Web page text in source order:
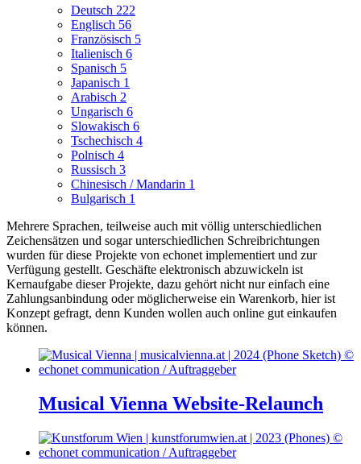
Deutsch 222
Englisch 56
Französisch 5
Italienisch 6
Spanisch 5
Japanisch 1
Arabisch 2
Ungarisch 6
Slowakisch 6
Tschechisch 4
Polnisch 4
Russisch 3
Chinesisch / Mandarin 1
Bulgarisch 1
Mehrere Sprachen, teilweise auch mit völlig unterschiedlichen
Zeichensätzen und sogar unterschiedlichen Schreibrichtungen
wurden für diese Projekte von echonet implementiert und zur
Verfügung gestellt. Geschäfte elektronisch abzuwickeln ist
Kernaufgabe dieser Projekte, dazu gehört nicht nur einfach eine
Zahlungsanbindung oder möglicherweise ein Warenkorb, hier ist
Konzept gefragt, denn Kunden wollen auch online gut einkaufen
können.
Musical Vienna Website-Relaunch